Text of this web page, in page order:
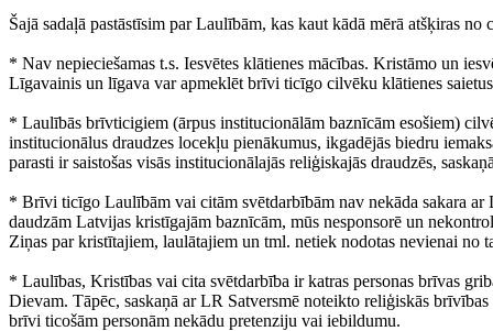
Šajā sadaļā pastāstīsim par Laulībām, kas kaut kādā mērā atšķiras no
* Nav nepieciešamas t.s. Iesvētes klātienes mācības. Kristāmo un
Līgavainis un līgava var apmeklēt brīvi ticīgo cilvēku klātienes
* Laulībās brīvticigiem (ārpus institucionālām baznīcām esošiem)
institucionālus draudzes locekļu pienākumus, ikgadējās biedru
parasti ir saistošas visās institucionālajās reliģiskajās draudzēs,
* Brīvi ticīgo Laulībām vai citām svētdarbībām nav nekāda sakara
daudzām Latvijas kristīgajām baznīcām, mūs nesponsorē un
Ziņas par kristītajiem, laulātajiem un tml. netiek nodotas nevienai
* Laulības, Kristības vai cita svētdarbība ir katras personas brīvas
Dievam. Tāpēc, saskaņā ar LR Satversmē noteikto reliģiskās
brīvi ticošām personām nekādu pretenziju vai iebildumu.